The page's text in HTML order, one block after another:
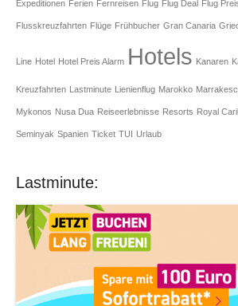
Expeditionen Ferien Fernreisen Flug Flug Deal Flug
Flusskreuzfahrten Flüge Frühbucher Gran Canaria
Line Hotel Hotel Preis Alarm Hotels Kanaren
Kreuzfahrten Lastminute Lienienflug Marokko
Mykonos Nusa Dua Reiseerlebnisse Resorts Royal
Seminyak Spanien Ticket TUI Urlaub
Lastminute: